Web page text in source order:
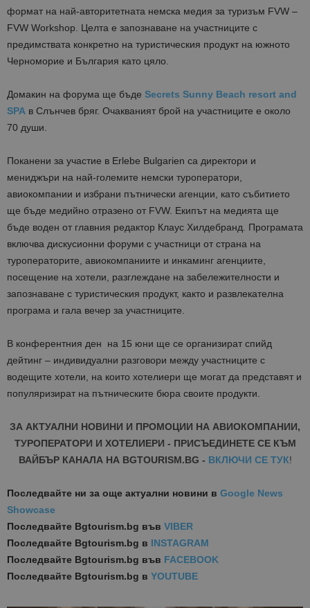
формат на най-авторитетната немска медия за туризъм FVW –
FVW Workshop. Целта е запознаване на участниците с
предимствата конкретно на туристическия продукт на южното
Черноморие и България като цяло.
Домакин на форума ще бъде Secrets Sunny Beach resort and
SPA в Слънчев бряг. Очакваният брой на участниците е около
70 души.
Поканени за участие в Erlebe Bulgarien са директори и
мениджъри на най-големите немски туроператори,
авиокомпании и избрани пътнически агенции, като събитието
ще бъде медийно отразено от FVW. Екипът на медията ще
бъде воден от главния редактор Клаус Хилдебранд. Програмата
включва дискусионни форуми с участници от страна на
туроператорите, авиокомпаниите и инкаминг агенциите,
посещение на хотели, разглеждане на забележителности и
запознаване с туристическия продукт, както и развлекателна
програма и гала вечер за участниците.
В конферентния ден на 15 юни ще се организират спийд
дейтинг – индивидуални разговори между участниците с
водещите хотели, на които хотелиери ще могат да представят и
популяризират на пътническите бюра своите продукти.
ЗА АКТУАЛНИ НОВИНИ И ПРОМОЦИИ НА АВИОКОМПАНИИ,
ТУРОПЕРАТОРИ И ХОТЕЛИЕРИ - ПРИСЪЕДИНЕТЕ СЕ КЪМ
ВАЙБЪР КАНАЛА НА BGTOURISM.BG - ВКЛЮЧИ СЕ ТУК!
Последвайте ни за още актуални новини в Google News
Showcase
Последвайте Bgtourism.bg във VIBER
Последвайте Bgtourism.bg в INSTAGRAM
Последвайте Bgtourism.bg във FACEBOOK
Последвайте Bgtourism.bg в YOUTUBE